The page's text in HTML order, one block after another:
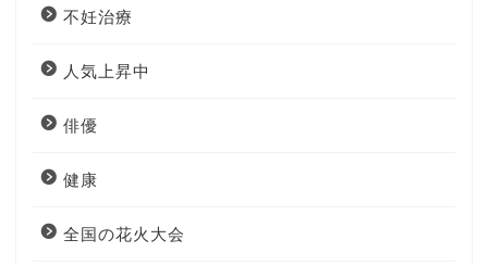
不妊治療
人気上昇中
俳優
健康
全国の花火大会